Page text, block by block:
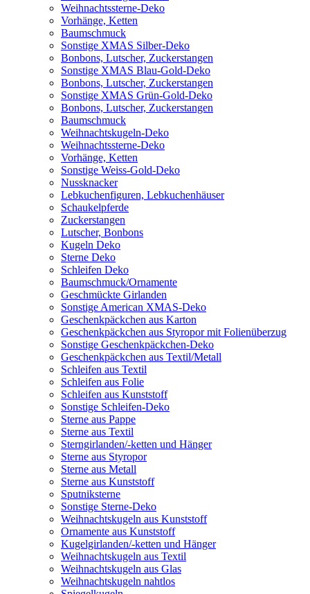
Weihnachtssterne-Deko
Vorhänge, Ketten
Baumschmuck
Sonstige XMAS Silber-Deko
Bonbons, Lutscher, Zuckerstangen
Sonstige XMAS Blau-Gold-Deko
Bonbons, Lutscher, Zuckerstangen
Sonstige XMAS Grün-Gold-Deko
Bonbons, Lutscher, Zuckerstangen
Baumschmuck
Weihnachtskugeln-Deko
Weihnachtssterne-Deko
Vorhänge, Ketten
Sonstige Weiss-Gold-Deko
Nussknacker
Lebkuchenfiguren, Lebkuchenhäuser
Schaukelpferde
Zuckerstangen
Lutscher, Bonbons
Kugeln Deko
Sterne Deko
Schleifen Deko
Baumschmuck/Ornamente
Geschmückte Girlanden
Sonstige American XMAS-Deko
Geschenkpäckchen aus Karton
Geschenkpäckchen aus Styropor mit Folienüberzug
Sonstige Geschenkpäckchen-Deko
Geschenkpäckchen aus Textil/Metall
Schleifen aus Textil
Schleifen aus Folie
Schleifen aus Kunststoff
Sonstige Schleifen-Deko
Sterne aus Pappe
Sterne aus Textil
Sterngirlanden/-ketten und Hänger
Sterne aus Styropor
Sterne aus Metall
Sterne aus Kunststoff
Sputniksterne
Sonstige Sterne-Deko
Weihnachtskugeln aus Kunststoff
Ornamente aus Kunststoff
Kugelgirlanden/-ketten und Hänger
Weihnachtskugeln aus Textil
Weihnachtskugeln aus Glas
Weihnachtskugeln nahtlos